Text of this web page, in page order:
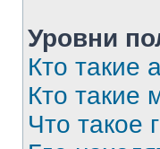
Уровни
Кто такие
Кто такие
Что такое